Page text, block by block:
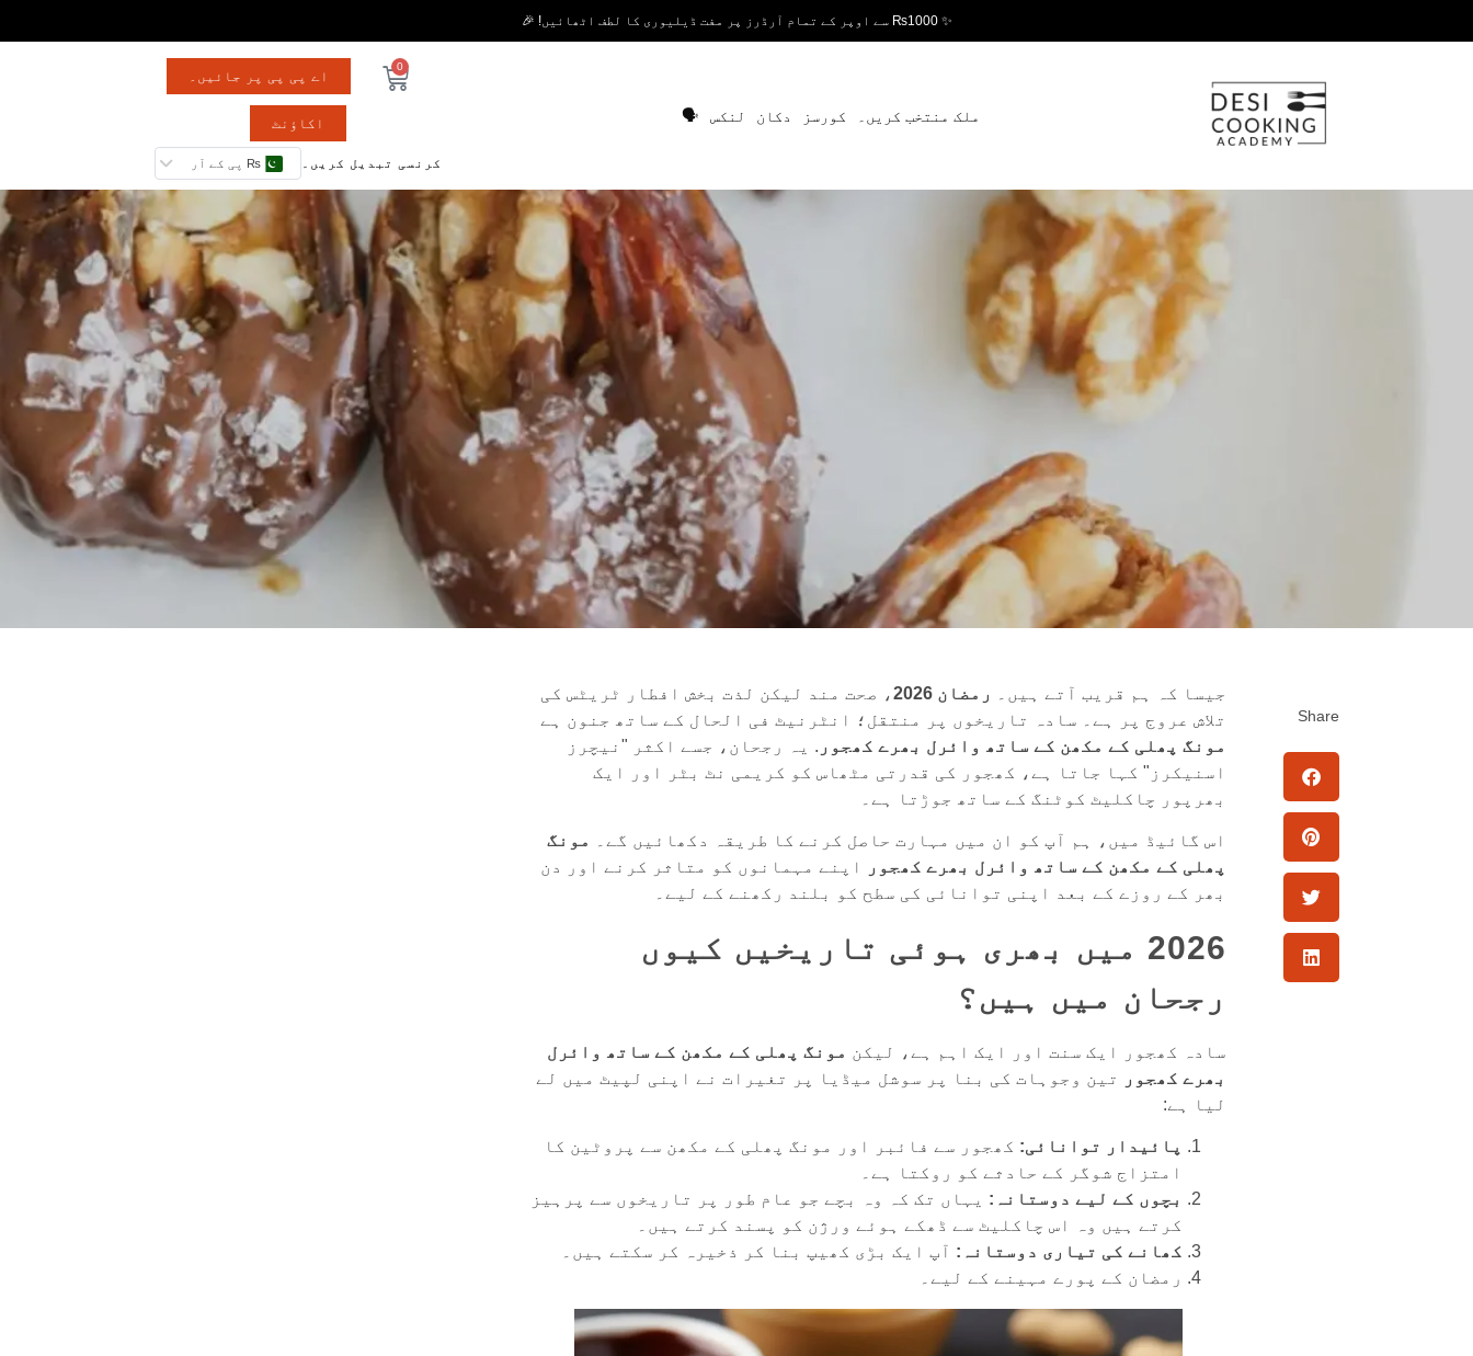
✨ ₨1000 سے اوپر کے تمام آرڈرز پر مفت ڈیلیوری کا لطف اٹھائیں! 🎉
ملک منتخب کریں۔ کورسز دکان لنکس 🗣️
0
اے پی پی پر جائیں۔
اکاؤنٹ
کرنسی تبدیل کریں۔ ₨ پی کے آر
Share
جیسا کہ ہم قریب آتے ہیں۔ رمضان 2026
، صحت مند لیکن لذت بخش افطار ٹریٹس کی
تلاش عروج پر ہے۔ سادہ تاریخوں پر منتقل؛ انٹرنیٹ فی الحال کے ساتھ جنون ہے
مونگ پھلی کے مکھن کے ساتھ وائرل بھرے کھجور . یہ رجحان، جسے اکثر "نیچرز
اسنیکرز" کہا جاتا ہے، کھجور کی قدرتی مٹھاس کو کریمی نٹ بٹر اور ایک
بھرپور چاکلیٹ کوٹنگ کے ساتھ جوڑتا ہے۔
اس گائیڈ میں، ہم آپ کو ان میں مہارت حاصل کرنے کا طریقہ دکھائیں گے۔
مونگ
پھلی کے مکھن کے ساتھ وائرل بھرے کھجور
اپنے مہمانوں کو متاثر کرنے اور دن
بھر کے روزے کے بعد اپنی توانائی کی سطح کو بلند رکھنے کے لیے۔
2026 میں بھری ہوئی تاریخیں کیوں
رجحان میں ہیں؟
سادہ کھجور ایک سنت اور ایک اہم ہے، لیکن مونگ پھلی کے مکھن کے ساتھ وائرل
بھرے کھجور
تین وجوہات کی بنا پر سوشل میڈیا پر تغیرات نے اپنی لپیٹ میں لے
لیا ہے:
پائیدار توانائی: کھجور سے فائبر اور مونگ پھلی کے مکھن سے پروٹین کا
امتزاج شوگر کے حادثے کو روکتا ہے۔
بچوں کے لیے دوستانہ: یہاں تک کہ وہ بچے جو عام طور پر تاریخوں سے پرہیز
کرتے ہیں وہ اس چاکلیٹ سے ڈھکے ہوئے ورژن کو پسند کرتے ہیں۔
کھانے کی تیاری دوستانہ: آپ ایک بڑی کھیپ بنا کر ذخیرہ کر سکتے ہیں۔
رمضان کے پورے مہینے کے لیے۔